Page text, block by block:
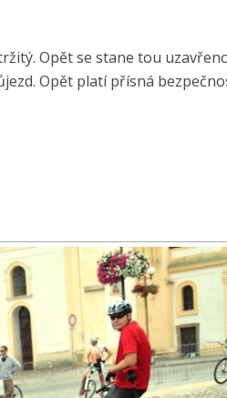
Opět se stane tou
Opět platí přísná